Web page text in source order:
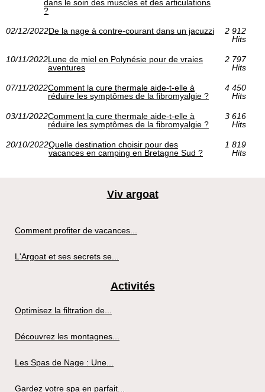
dans le soin des muscles et des articulations
?
02/12/2022De la nage à contre-courant dans un jacuzzi
2 912
Hits
10/11/2022Lune de miel en Polynésie pour de vraies
aventures
2 797
Hits
07/11/2022Comment la cure thermale aide-t-elle à
réduire les symptômes de la fibromyalgie ?
4 450
Hits
03/11/2022Comment la cure thermale aide-t-elle à
réduire les symptômes de la fibromyalgie ?
3 616
Hits
20/10/2022Quelle destination choisir pour des
vacances en camping en Bretagne Sud ?
1 819
Hits
Viv argoat
Comment profiter de vacances...
L'Argoat et ses secrets se...
Activités
Optimisez la filtration de...
Découvrez les montagnes...
Les Spas de Nage : Une...
Gardez votre spa en parfait...